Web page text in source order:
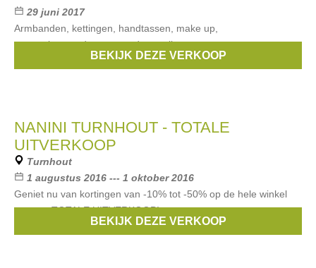
29 juni 2017
Armbanden, kettingen, handtassen, make up,
verzorgingsproducten aan dumpprijzen.
,AHAVA, Artdeco
BEKIJK DEZE VERKOOP
NANINI TURNHOUT - TOTALE
UITVERKOOP
Turnhout
1 augustus 2016 --- 1 oktober 2016
Geniet nu van kortingen van -10% tot -50% op de hele winkel
wegens TOTALE UITVERKOOP!
Les Cordes,Guess, DKNY,Diesel
BEKIJK DEZE VERKOOP